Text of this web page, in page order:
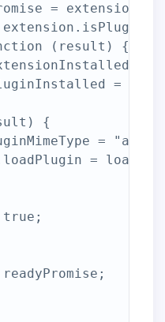
=
(result) {
=
=
{
=
=